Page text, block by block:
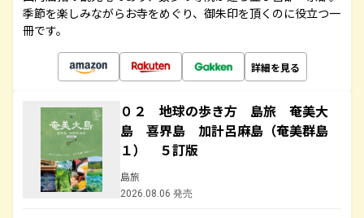
季節を楽しみながらお寺をめぐり、御朱印を頂くのに役立つ一
冊です。
詳細を見る
０２ 地球の歩き方 島旅 奄美大
島 喜界島 加計呂麻島（奄美群島
１） ５訂版
島旅
2026.08.06 発売